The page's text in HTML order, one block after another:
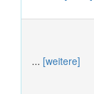
... [weitere]